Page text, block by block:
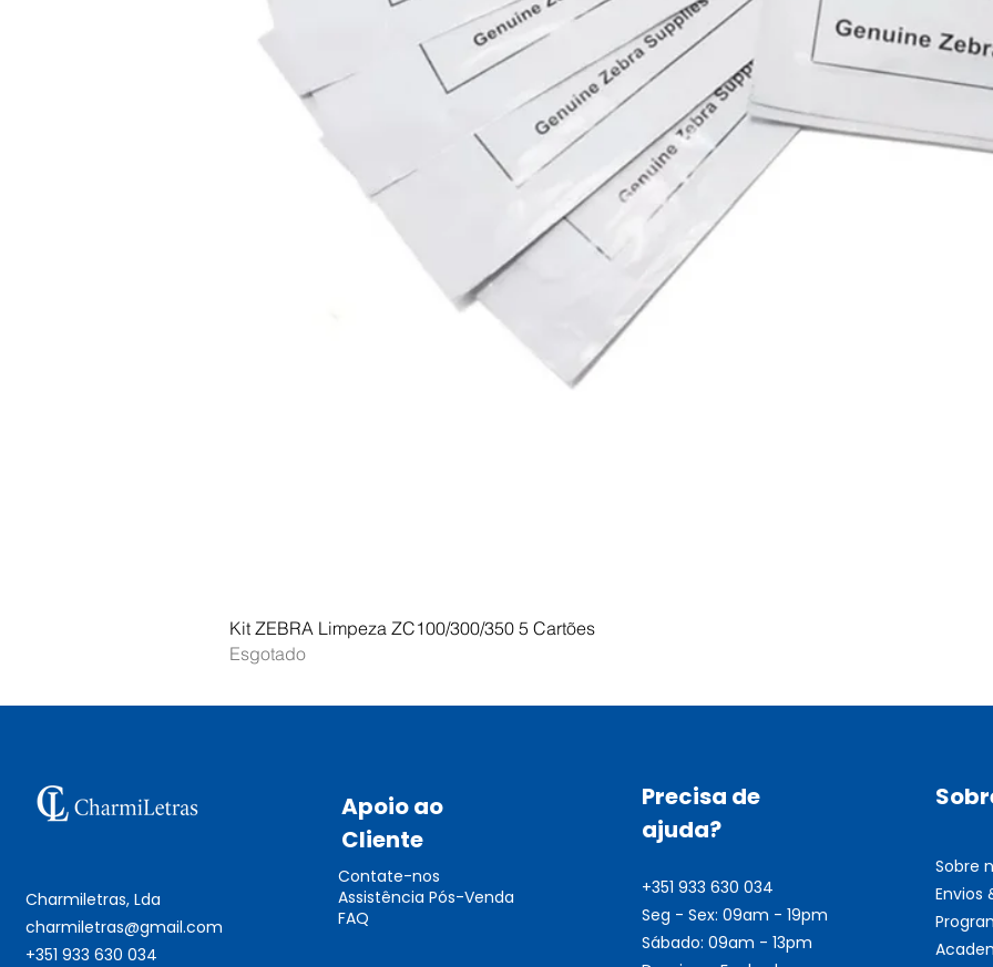
Kit ZEBRA Limpeza ZC100/300/350 5 Cartões
Esgotado
Charmiletras, Lda
charmiletras@gmail.com
+351 933 630 034
Apoio ao
Cliente
Contate-nos
Assistência Pós-Venda
FAQ
Precisa de
ajuda?
+351 933 630 034
Seg - Sex: 09am - 19pm
Sábado: 09am - 13pm
Sobre
Envios